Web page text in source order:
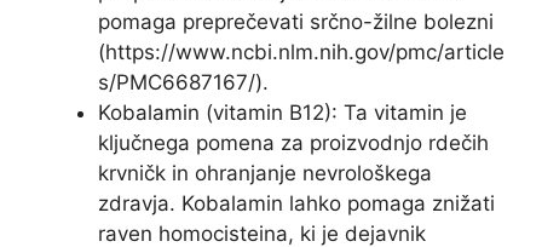
pomaga preprečevati srčno-žilne bolezni
(https://www.ncbi.nlm.nih.gov/pmc/article
s/PMC6687167/).
Kobalamin (vitamin B12): Ta vitamin je
ključnega pomena za proizvodnjo rdečih
krvničk in ohranjanje nevrološkega
zdravja. Kobalamin lahko pomaga znižati
raven homocisteina, ki je dejavnik